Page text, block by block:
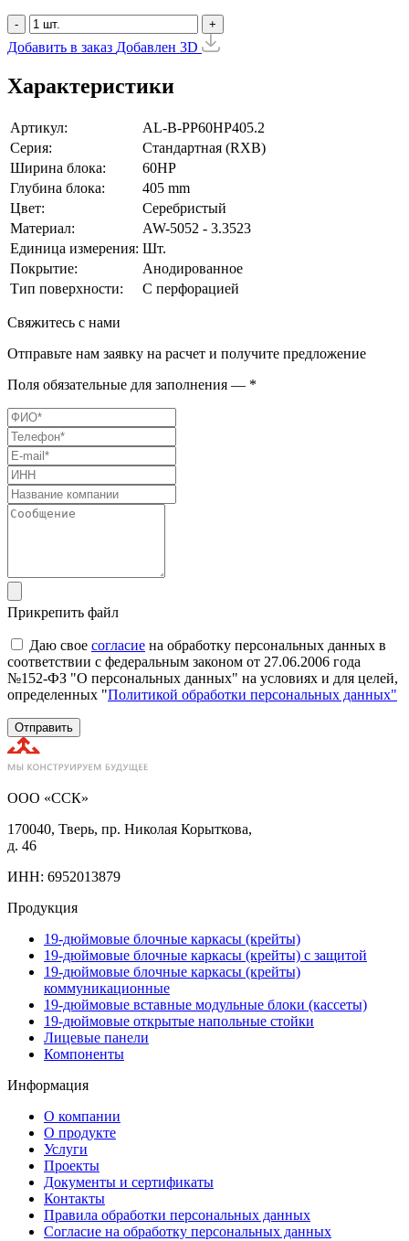
- +
Добавить в заказ Добавлен 3D
Характеристики
Артикул:
AL-B-PP60HP405.2
Серия:
Стандартная (RXB)
Ширина блока:
60HP
Глубина блока:
405 mm
Цвет:
Серебристый
Материал:
AW-5052 - 3.3523
Единица измерения: Шт.
Покрытие:
Анодированное
Тип поверхности:
С перфорацией
Свяжитесь с нами
Отправьте нам заявку на расчет и получите предложение
Поля обязательные для заполнения — *
Прикрепить файл
Даю свое согласие на обработку персональных данных в
соответствии с федеральным законом от 27.06.2006 года
№152-ФЗ "О персональных данных" на условиях и для целей,
определенных "Политикой обработки персональных данных"
Отправить
ООО «ССК»
170040, Тверь, пр. Николая Корыткова,
д. 46
ИНН: 6952013879
Продукция
19-дюймовые блочные каркасы (крейты)
19-дюймовые блочные каркасы (крейты) с защитой
19-дюймовые блочные каркасы (крейты)
коммуникационные
19-дюймовые вставные модульные блоки (кассеты)
19-дюймовые открытые напольные стойки
Лицевые панели
Компоненты
Информация
О компании
О продукте
Услуги
Проекты
Документы и сертификаты
Контакты
Правила обработки персональных данных
Согласие на обработку персональных данных